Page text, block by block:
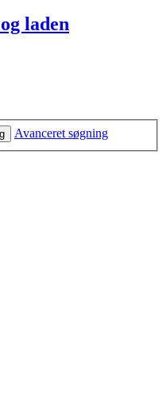
laden
Avanceret søgning